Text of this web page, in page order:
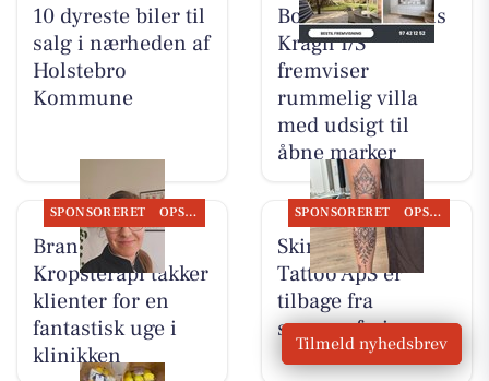
10 dyreste biler til
salg i nærheden af
Holstebro
Kommune
BoligOne Mogens
Kragh I/S
fremviser
rummelig villa
med udsigt til
åbne marker
SPONSORERET OPSLAGSTAVLEN
Brandsborgs
Kropsterapi takker
klienter for en
fantastisk uge i
klinikken
SPONSORERET OPSLAGSTAVLEN
Skin & Colors
Tattoo ApS er
tilbage fra
sommerferie
Tilmeld nyhedsbrev